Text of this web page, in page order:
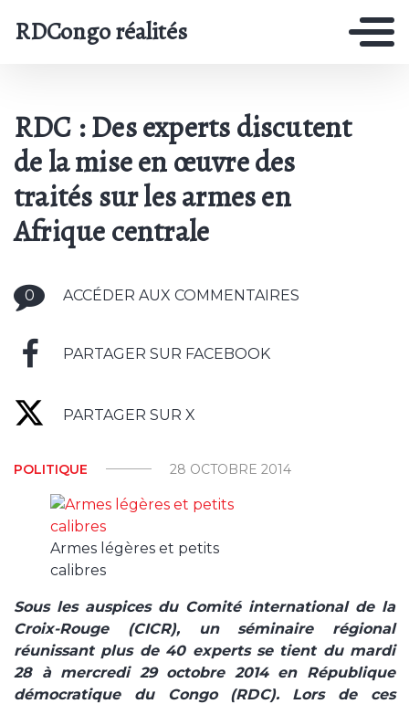
RDCongo réalités
RDC : Des experts discutent
de la mise en œuvre des
traités sur les armes en
Afrique centrale
0 ACCÉDER AUX COMMENTAIRES
PARTAGER SUR FACEBOOK
PARTAGER SUR X
POLITIQUE 28 OCTOBRE 2014
Armes légères et petits
calibres
Sous les auspices du Comité international de la
Croix-Rouge (CICR), un séminaire régional
réunissant plus de 40 experts se tient du mardi
28 à mercredi 29 octobre 2014 en République
démocratique du Congo (RDC). Lors de ces